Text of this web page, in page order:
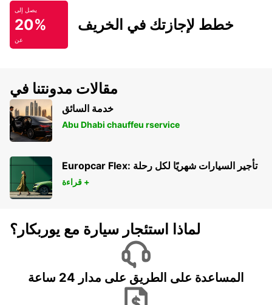
يصل إلى
20%
عن
خطط لإجازتك في الخريف
مقالات مدونتنا في
خدمة السائق
Abu Dhabi chauffeu rservice
Europcar Flex: تأجير السيارات شهريًا لكل رحلة
قراءة +
لماذا استئجار سيارة مع يوربكار؟
المساعدة على الطريق على مدار 24 ساعة